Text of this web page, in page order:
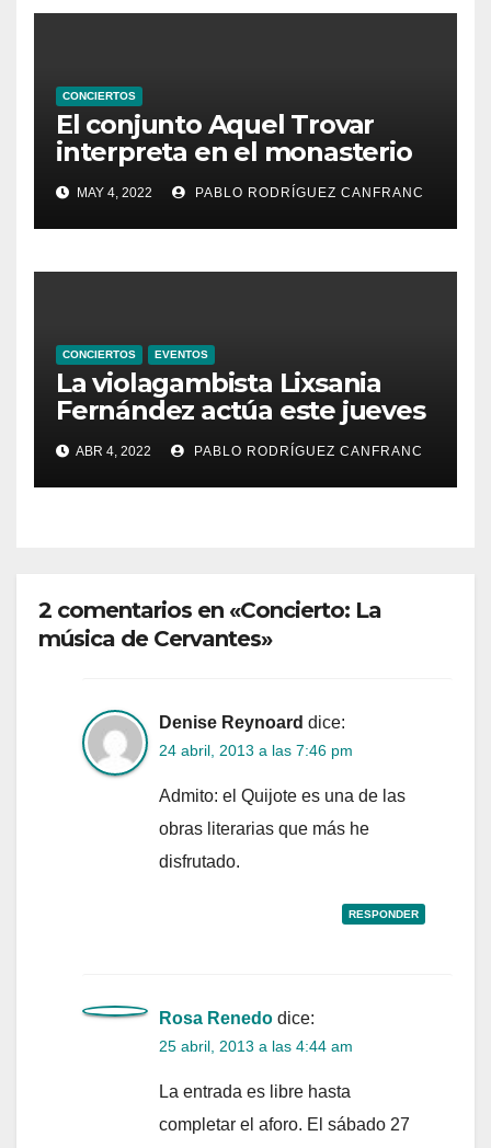
CONCIERTOS
El conjunto Aquel Trovar
interpreta en el monasterio
de Santa María de la
Valldigna las cantigas de
Alfonso X el Sabio
MAY 4, 2022 PABLO RODRÍGUEZ CANFRANC
CONCIERTOS EVENTOS
La violagambista Lixsania
Fernández actúa este jueves
en el ciclo de música en
directo de Fundación Cañada
Blanch
ABR 4, 2022 PABLO RODRÍGUEZ CANFRANC
2 comentarios en «Concierto: La
música de Cervantes»
Denise Reynoard dice:
24 abril, 2013 a las 7:46 pm
Admito: el Quijote es una de las
obras literarias que más he
disfrutado.
RESPONDER
Rosa Renedo dice:
25 abril, 2013 a las 4:44 am
La entrada es libre hasta
completar el aforo. El sábado 27